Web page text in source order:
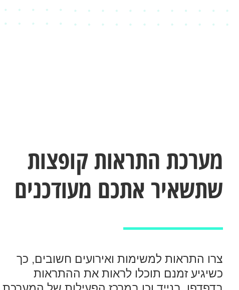
מערכת התראות קופצות
שתשאיר אתכם מעודכנים
צרו התראות למשימות ואירועים חשובים, כך
כשיגיע זמנם תוכלו לראות את ההתראות